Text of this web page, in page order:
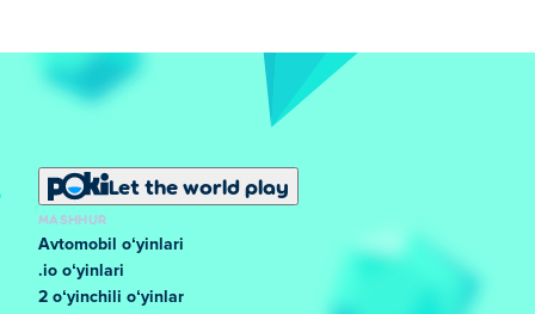
Let the world play
MASHHUR
Avtomobil oʻyinlari
.io oʻyinlari
2 oʻyinchili oʻyinlar